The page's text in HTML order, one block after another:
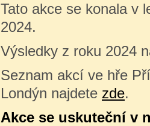
Tato akce se konala v
2024.
Výsledky z roku 2024
Seznam akcí ve hře
Londýn najdete zde.
Akce se uskuteční v